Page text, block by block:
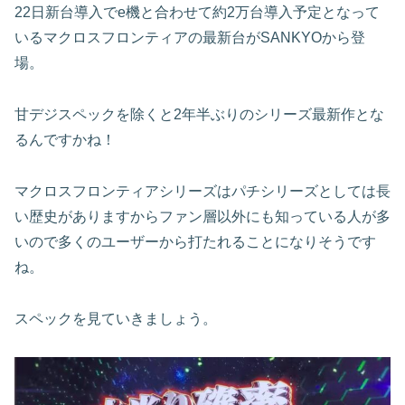
22日新台導入でe機と合わせて約2万台導入予定となって
いるマクロスフロンティアの最新台がSANKYOから登
場。
甘デジスペックを除くと2年半ぶりのシリーズ最新作とな
るんですかね！
マクロスフロンティアシリーズはパチシリーズとしては長
い歴史がありますからファン層以外にも知っている人が多
いので多くのユーザーから打たれることになりそうです
ね。
スペックを見ていきましょう。